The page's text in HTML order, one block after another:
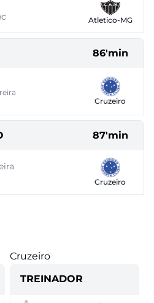
Atletico-MG
86'min
Cruzeiro
87'min
Cruzeiro
Cruzeiro
TREINADOR